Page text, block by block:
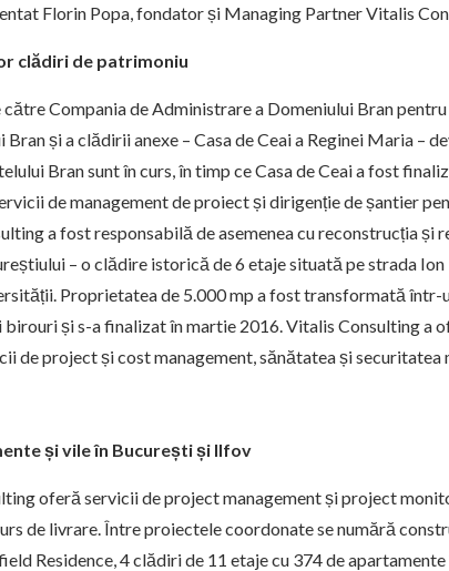
Florin Popa, fondator și Managing Partner Vitalis
clădiri de patrimoniu
Compania de Administrare a Domeniului Bran pentru
și a clădirii anexe – Casa de Ceai a Reginei Maria –
Bran sunt în curs, în timp ce Casa de Ceai a fost
de management de proiect și dirigenție de șantier
a fost responsabilă de asemenea cu reconstrucția și
– o clădire istorică de 6 etaje situată pe strada Ion
Proprietatea de 5.000 mp a fost transformată într-
și s-a finalizat în martie 2016. Vitalis Consulting a
de project și cost management, sănătatea și securitatea
și vile în București și Ilfov
oferă servicii de project management și project
de livrare. Între proiectele coordonate se numără
Residence, 4 clădiri de 11 etaje cu 374 de